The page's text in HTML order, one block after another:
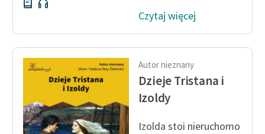
Lektur
O nas
Kontakt
O projekcie
Zespół
Czytaj więcej
Autor nieznany
Dzieje Tristana i
Izoldy
Izolda stoi nieruchomo